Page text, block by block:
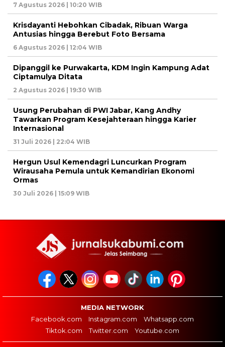
7 Agustus 2026 | 10:20 WIB
Krisdayanti Hebohkan Cibadak, Ribuan Warga
Antusias hingga Berebut Foto Bersama
6 Agustus 2026 | 12:04 WIB
Dipanggil ke Purwakarta, KDM Ingin Kampung Adat
Ciptamulya Ditata
2 Agustus 2026 | 19:30 WIB
Usung Perubahan di PWI Jabar, Kang Andhy
Tawarkan Program Kesejahteraan hingga Karier
Internasional
31 Juli 2026 | 22:04 WIB
Hergun Usul Kemendagri Luncurkan Program
Wirausaha Pemula untuk Kemandirian Ekonomi
Ormas
30 Juli 2026 | 15:09 WIB
MEDIA NETWORK
Facebook.com
Instagram.com
Whatsapp.com
Tiktok.com
Twitter.com Youtube.com